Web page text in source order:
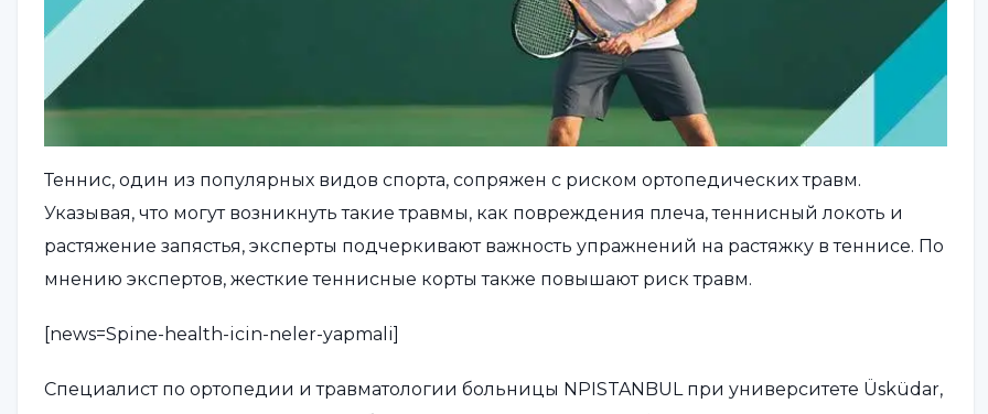
Теннис, один из популярных видов спорта, сопряжен с риском ортопедических травм.
Указывая, что могут возникнуть такие травмы, как повреждения плеча, теннисный локоть и
растяжение запястья, эксперты подчеркивают важность упражнений на растяжку в теннисе. По
мнению экспертов, жесткие теннисные корты также повышают риск травм.
[news=Spine-health-icin-neler-yapmali]
Специалист по ортопедии и травматологии больницы NPISTANBUL при университете Üsküdar,